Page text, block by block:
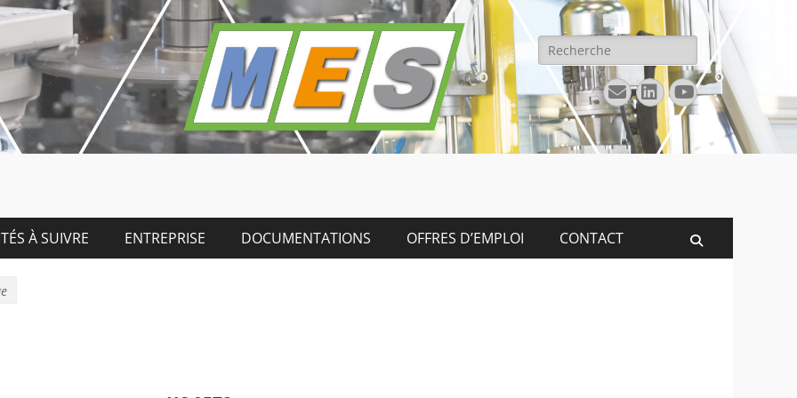
Rechercher :
E-
mail
Linkedin
YouTube
À SUIVRE ENTREPRISE DOCUMENTATIONS OFFRES D’EMPLOI CONTACT